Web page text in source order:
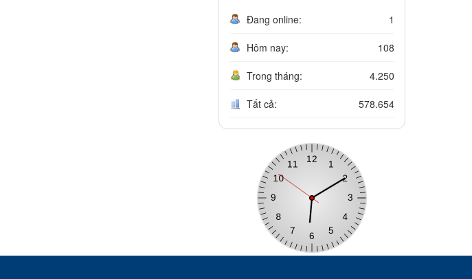
Đang online: 1
Hôm nay: 108
Trong tháng: 4.250
Tất cả: 578.654